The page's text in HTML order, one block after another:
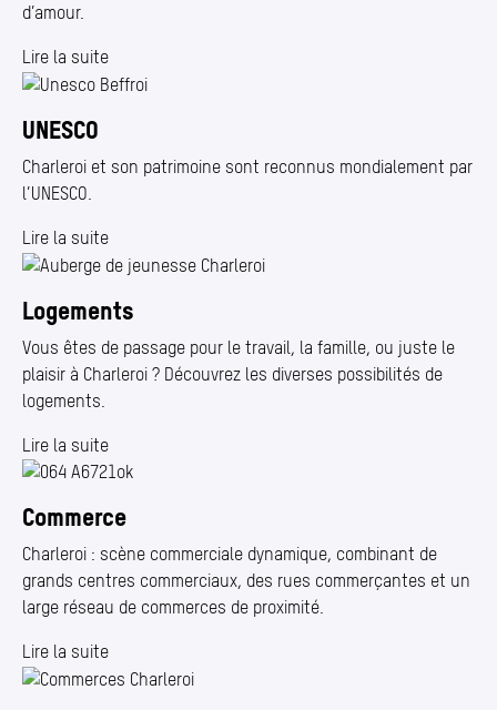
d’amour.
Lire la suite
UNESCO
Charleroi et son patrimoine sont reconnus mondialement par
l’UNESCO.
Lire la suite
Logements
Vous êtes de passage pour le travail, la famille, ou juste le
plaisir à Charleroi ? Découvrez les diverses possibilités de
logements.
Lire la suite
Commerce
Charleroi : scène commerciale dynamique, combinant de
grands centres commerciaux, des rues commerçantes et un
large réseau de commerces de proximité.
Lire la suite